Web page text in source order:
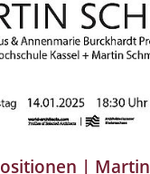
| Martin